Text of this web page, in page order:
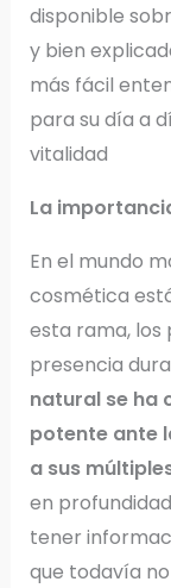
disponible
y bien
más fácil
para su día a
vitalidad
La
En el mundo
cosmética
esta rama, los
presencia
natural se ha
potente ante
a sus
en
tener
que todavía